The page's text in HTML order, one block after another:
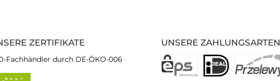
UNSERE ZAHLUNGSARTEN
ZERTIFIKATE
Fachhändler durch DE-ÖKO-006